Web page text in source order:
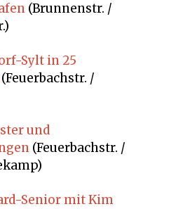
(Brunnenstr. /
Sylt in 25
(Feuerbachstr. /
und
(Feuerbachstr. /
Senior mit Kim